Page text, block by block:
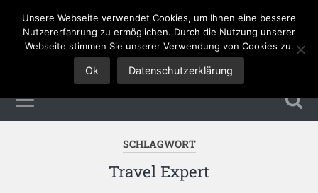
Tourismus Jobs
SCHLAGWORT
Travel Expert
Unsere Webseite verwendet Cookies, um Ihnen eine bessere
Nutzererfahrung zu ermöglichen. Durch die Nutzung unserer
Webseite stimmen Sie unserer Verwendung von Cookies zu.
Ok Datenschutzerklärung